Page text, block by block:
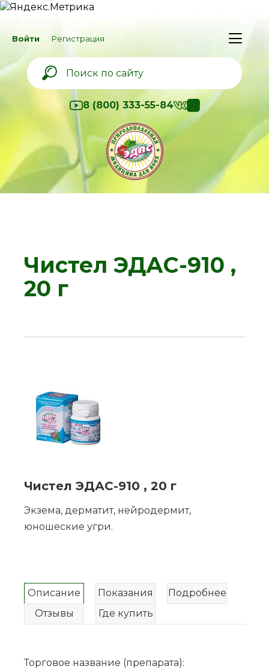
Войти Регистрация
8 (800) 333-55-84
Чистел ЭДАС-910 ,
20 г
Чистел ЭДАС-910 , 20 г
Экзема, дерматит, нейродермит,
юношеские угри.
Описание Показания
Подробнее
Отзывы
Где купить
Торговое название (препарата):